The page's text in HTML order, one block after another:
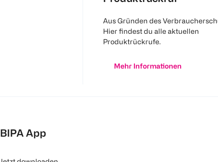
Aus Gründen des
Hier findest du alle aktuellen
Produktrückrufe.
Mehr Informationen
BIPA App